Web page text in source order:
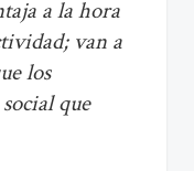
a la hora
van a
los
que